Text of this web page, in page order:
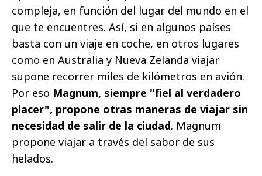
compleja, en función del lugar del mundo en el
que te encuentres. Así, si en algunos países
basta con un viaje en coche, en otros lugares
como en Australia y Nueva Zelanda viajar
supone recorrer miles de kilómetros en avión.
Por eso Magnum, siempre "fiel al verdadero
placer", propone otras maneras de viajar sin
necesidad de salir de la ciudad. Magnum
propone viajar a través del sabor de sus
helados.